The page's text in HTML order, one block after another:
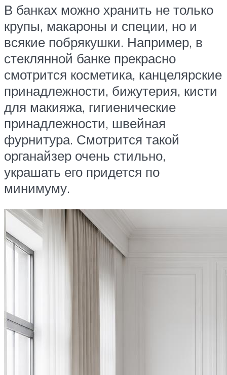
В банках можно хранить не только
крупы, макароны и специи, но и
всякие побрякушки. Например, в
стеклянной банке прекрасно
смотрится косметика, канцелярские
принадлежности, бижутерия, кисти
для макияжа, гигиенические
принадлежности, швейная
фурнитура. Смотрится такой
органайзер очень стильно,
украшать его придется по
минимуму.